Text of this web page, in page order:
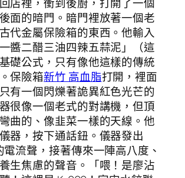
面的暗門。暗門裡放著一個老
代金屬保險箱的東西。他輸入
醬二醋三油四辣五蒜泥」（這
礎公式，只有像他這樣的傳統
保險箱新竹 高血脂打開，裡面
有一個閃爍著詭異紅色光芒的
很像一個老式的對講機，但頂
曲的、像韭菜一樣的天線。他
器，按下通話鈕。儀器發出
電流聲，接著傳來一陣高八度、
生焦慮的聲音。「喂！是廖沾